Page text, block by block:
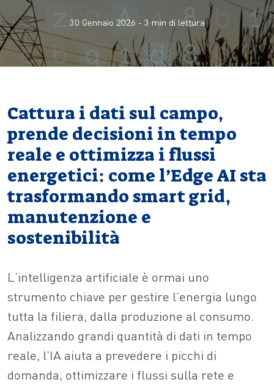
30 Gennaio 2026 - 3 min di lettura
Cattura i dati sul campo,
prende decisioni in tempo
reale e ottimizza i flussi
energetici: come l’Edge AI sta
trasformando smart grid,
manutenzione e
sostenibilità
L’intelligenza artificiale è ormai uno
strumento chiave per gestire l’energia lungo
tutta la filiera, dalla produzione al consumo.
Analizzando grandi quantità di dati in tempo
reale, l’IA aiuta a prevedere i picchi di
domanda, ottimizzare i flussi sulla rete e